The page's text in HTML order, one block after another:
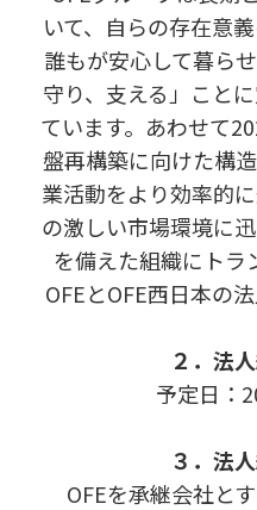
いて、自らの存在意
誰もが安心して暮ら
守り、支える」こと
ています。あわせて
盤再構築に向けた構
業活動をより効率的
の激しい市場環境に
を備えた組織にトラ
OFEとOFE西日本の
２．法
予定日：
３． 法
OFEを承継会社と